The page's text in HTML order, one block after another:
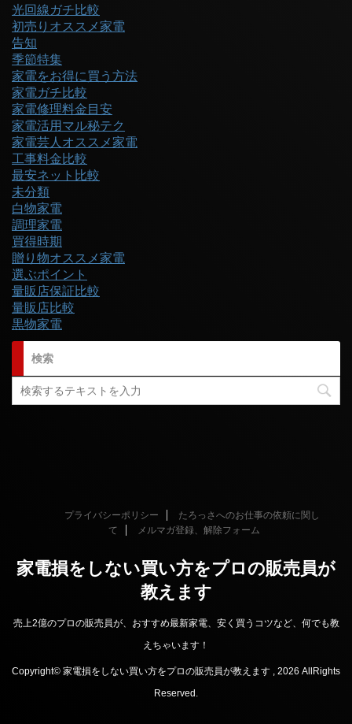
光回線ガチ比較
初売りオススメ家電
告知
季節特集
家電をお得に買う方法
家電ガチ比較
家電修理料金目安
家電活用マル秘テク
家電芸人オススメ家電
工事料金比較
最安ネット比較
未分類
白物家電
調理家電
買得時期
贈り物オススメ家電
選ぶポイント
量販店保証比較
量販店比較
黒物家電
検索
プライバシーポリシー
たろっさへのお仕事の依頼に関し
て
メルマガ登録、解除フォーム
家電損をしない買い方をプロの販売員が
教えます
売上2億のプロの販売員が、おすすめ最新家電、安く買うコツなど、何でも教
えちゃいます！
Copyright© 家電損をしない買い方をプロの販売員が教えます , 2026 AllRights
Reserved.